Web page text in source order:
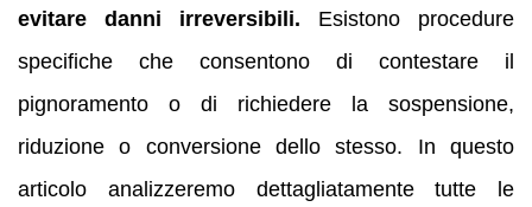
evitare danni irreversibili. Esistono procedure
specifiche che consentono di contestare il
pignoramento o di richiedere la sospensione,
riduzione o conversione dello stesso. In questo
articolo analizzeremo dettagliatamente tutte le